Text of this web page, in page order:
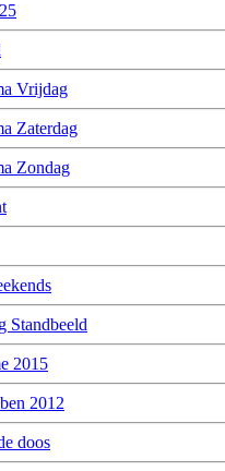
Vrijdag
Zaterdag
Zondag
Standbeeld
2015
2012
doos